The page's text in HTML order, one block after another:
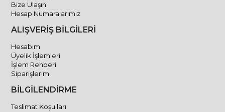
Bize Ulaşın
Hesap Numaralarımız
ALIŞVERİŞ BİLGİLERİ
Hesabım
Üyelik İşlemleri
İşlem Rehberi
Siparişlerim
BİLGİLENDİRME
Teslimat Koşulları